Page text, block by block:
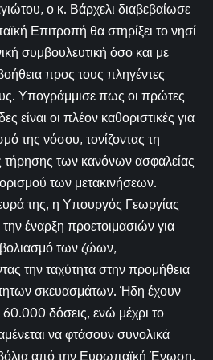
ο κ. Βάρχελι διαβεβαίωσε
Επιτροπή θα στηρίξει το νησί
συμβουλευτική όσο και με
προς τους πληγέντες
Υπογράμμισε πως οι πρώτες
είναι οι πλέον καθοριστικές για
της νόσου, τονίζοντας τη
τήρησης των κανόνων ασφαλείας
των μετακινήσεων.
της, η Υπουργός Γεωργίας
έναρξη προετοιμασιών για
των ζώων,
την ταχύτητα στην προμήθεια
σκευασμάτων. Ήδη έχουν
δόσεις, ενώ μέχρι το
να φτάσουν συνολικά
από την Ευρωπαϊκή Ένωση.